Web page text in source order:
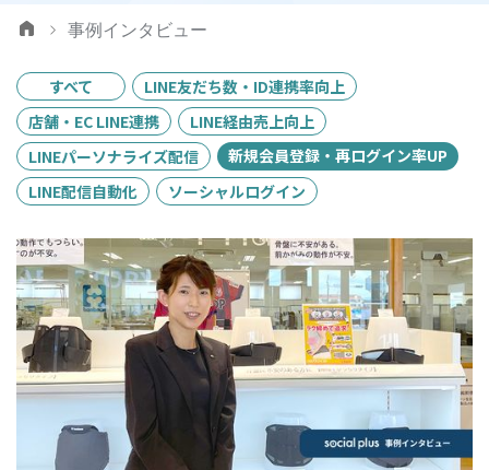
事例インタビュー
すべて
LINE友だち数・ID連携率向上
店舗・EC LINE連携
LINE経由売上向上
LINEパーソナライズ配信
新規会員登録・再ログイン率UP
LINE配信自動化
ソーシャルログイン